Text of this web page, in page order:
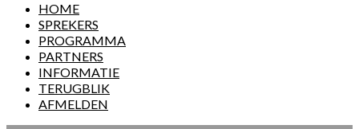
HOME
SPREKERS
PROGRAMMA
PARTNERS
INFORMATIE
TERUGBLIK
AFMELDEN